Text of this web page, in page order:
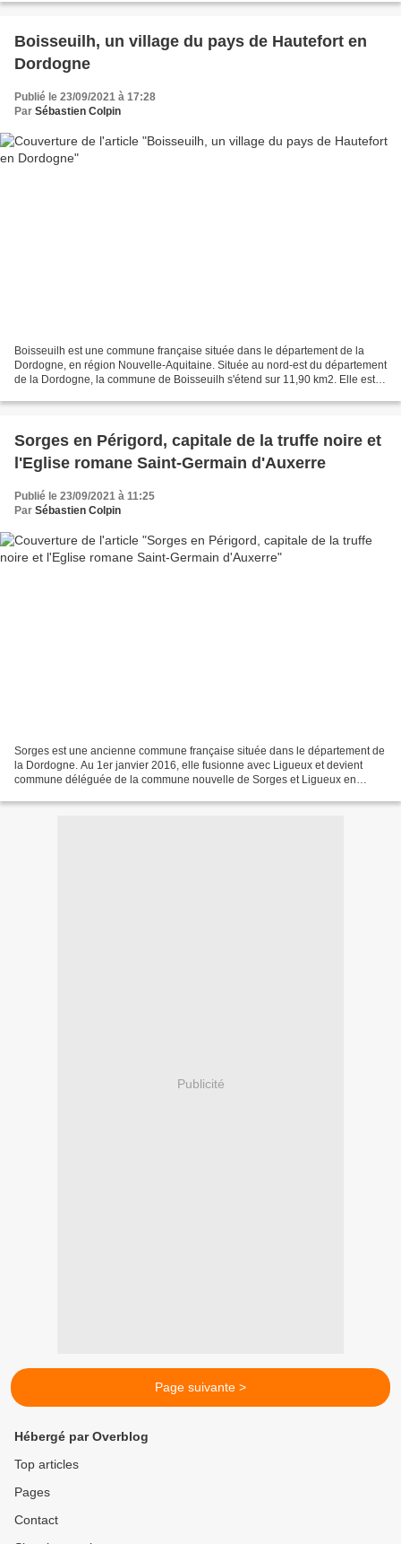
Boisseuilh, un village du pays de Hautefort en
Dordogne
Publié le 23/09/2021 à 17:28
Par Sébastien Colpin
Boisseuilh est une commune française située dans le département de la
Dordogne, en région Nouvelle-Aquitaine. Située au nord-est du département
de la Dordogne, la commune de Boisseuilh s'étend sur 11,90 km2. Elle est
Sorges en Périgord, capitale de la truffe noire et
l'Eglise romane Saint-Germain d'Auxerre
Publié le 23/09/2021 à 11:25
Par Sébastien Colpin
Sorges est une ancienne commune française située dans le département de
la Dordogne. Au 1er janvier 2016, elle fusionne avec Ligueux et devient
commune déléguée de la commune nouvelle de Sorges et Ligueux en
Publicité
Page suivante >
Hébergé par Overblog
Top articles
Pages
Contact